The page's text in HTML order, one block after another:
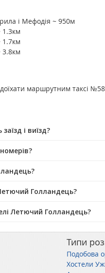
і Мефодія ~ 950м
1.3км
1.7км
3.8км
маршрутним таксі
і виїзд?
Голландець?
Летючий Голландець?
Типи
Подобова
Хостели